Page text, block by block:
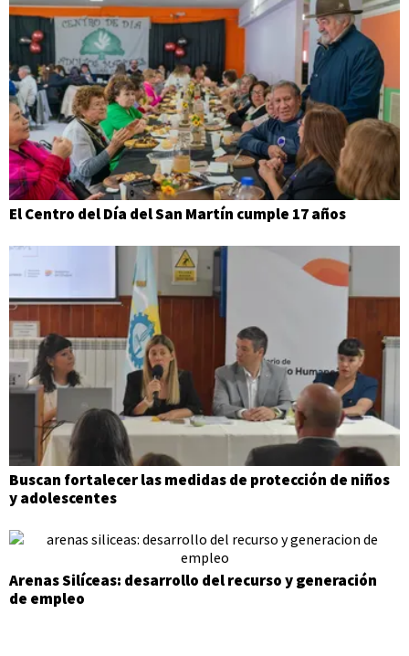
El Centro del Día del San Martín cumple 17 años
Buscan fortalecer las medidas de protección de niños
y adolescentes
Arenas Silíceas: desarrollo del recurso y generación
de empleo